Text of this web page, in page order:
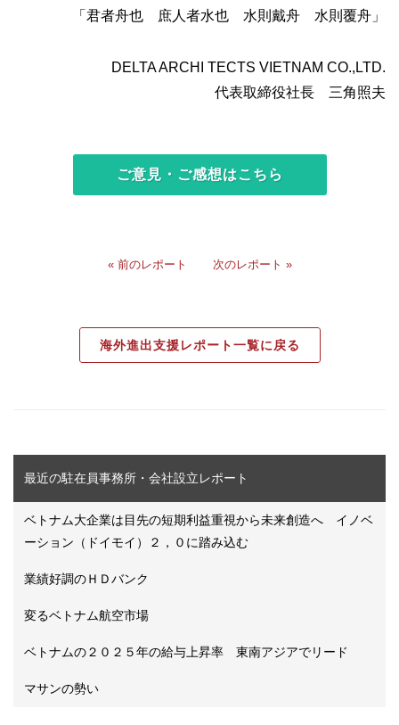
「君者舟也 庶人者水也 水則戴舟 水則覆舟」
DELTA ARCHI TECTS VIETNAM CO.,LTD.
代表取締役社長 三角照夫
ご意見・ご感想はこちら
« 前のレポート 次のレポート »
海外進出支援レポート一覧に戻る
最近の駐在員事務所・会社設立レポート
ベトナム大企業は目先の短期利益重視から未来創造へ イノベ
ーション（ドイモイ）２，０に踏み込む
業績好調のＨＤバンク
変るベトナム航空市場
ベトナムの２０２５年の給与上昇率 東南アジアでリード
マサンの勢い